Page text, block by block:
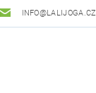
INFO@LALIJOGA.CZ